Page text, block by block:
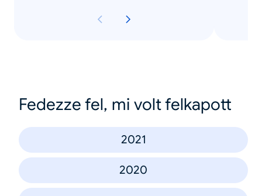
Fedezze fel, mi volt felkapott
2021
2020